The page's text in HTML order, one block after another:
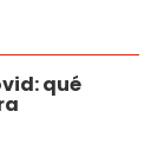
qué